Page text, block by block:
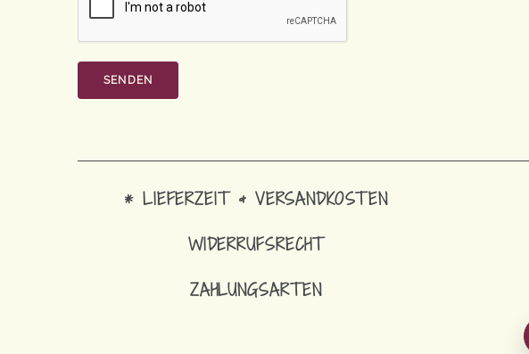
* LIEFERZEIT & VERSANDKOSTEN
WIDERRUFSRECHT
ZAHLUNGSARTEN